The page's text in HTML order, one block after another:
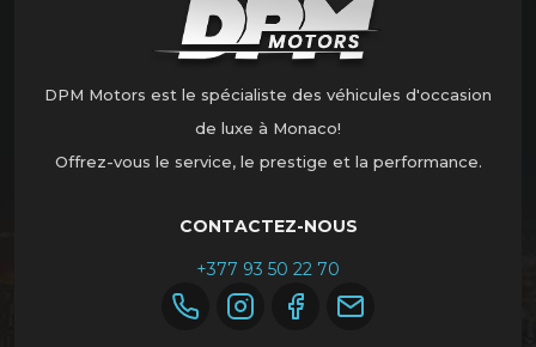
DPM Motors est le spécialiste des véhicules d'occasion
de luxe à Monaco!
Offrez-vous le service, le prestige et la performance.
CONTACTEZ-NOUS
+377 93 50 22 70